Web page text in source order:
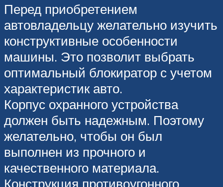
Перед приобретением
автовладельцу желательно изучить
конструктивные особенности
машины. Это позволит выбрать
оптимальный блокиратор с учетом
характеристик авто.
Корпус охранного устройства
должен быть надежным. Поэтому
желательно, чтобы он был
выполнен из прочного и
качественного материала.
Конструкция противоугонного